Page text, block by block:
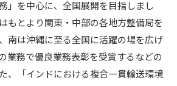
」を中心に、全国展開を目指しまし
もとより関東・中部の各地方整備局を
南は沖縄に至る全国に活躍の場を広げ
業務で優良業務表彰を受賞するなどの
、「インドにおける複合一貫輸送環境